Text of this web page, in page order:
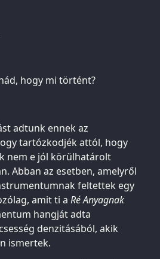
hogy mi történt?
adtunk ennek az
tartózkodjék attól, hogy
nem e jól körülhatárolt
Abban az esetben, amelyről
feltettek egy
amit ti a Ré Anyagnak
hangját adta
denzitásából, akik
ismertek.